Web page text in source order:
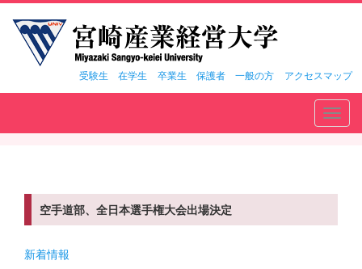
受験生 在学生 卒業生 保護者 一般の方 アクセスマップ
空手道部、全日本選手権大会出場決定
新着情報